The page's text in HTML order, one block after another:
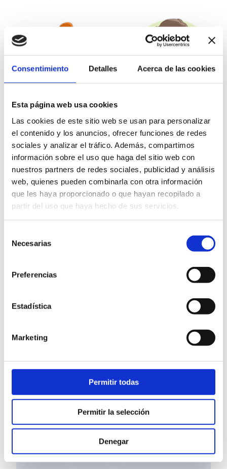
Consentimiento Detalles Acerca de las cookies
Esta página web usa cookies
Las cookies de este sitio web se usan para personalizar
el contenido y los anuncios, ofrecer funciones de redes
sociales y analizar el tráfico. Además, compartimos
información sobre el uso que haga del sitio web con
nuestros partners de redes sociales, publicidad y análisis
web, quienes pueden combinarla con otra información
que les haya proporcionado o que hayan recopilado a
partir del uso que haya hecho de sus servicios.
Necesarias
Preferencias
Estadística
Marketing
Permitir todas
Permitir la selección
Denegar
– PELÍCULAS ERÓTICAS-
Conócete a ti misma antes de
conocer a tu pareja
marzo 26, 2023
– BIBLIOTECA ERÓTICA-
Conócete a ti misma antes de
conocer a tu pareja
marzo 25, 2023